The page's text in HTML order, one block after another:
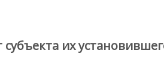
субъекта их